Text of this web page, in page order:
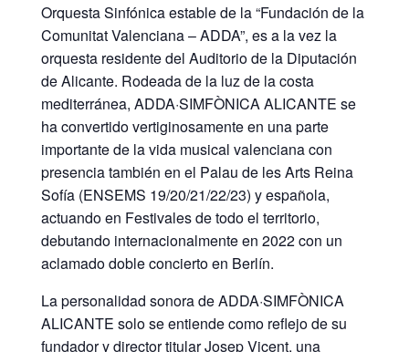
Orquesta Sinfónica estable de la “Fundación de la
Comunitat Valenciana – ADDA”, es a la vez la
orquesta residente del Auditorio de la Diputación
de Alicante. Rodeada de la luz de la costa
mediterránea, ADDA·SIMFÒNICA ALICANTE se
ha convertido vertiginosamente en una parte
importante de la vida musical valenciana con
presencia también en el Palau de les Arts Reina
Sofía (ENSEMS 19/20/21/22/23) y española,
actuando en Festivales de todo el territorio,
debutando internacionalmente en 2022 con un
aclamado doble concierto en Berlín.
La personalidad sonora de ADDA·SIMFÒNICA
ALICANTE solo se entiende como reflejo de su
fundador y director titular Josep Vicent, una